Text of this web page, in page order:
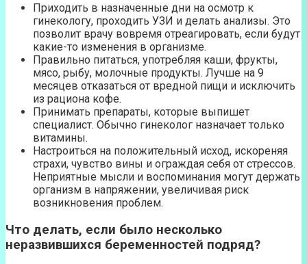
Приходить в назначенные дни на осмотр к
гинекологу, проходить УЗИ и делать анализы. Это
позволит врачу вовремя отреагировать, если будут
какие-то изменения в организме.
Правильно питаться, употребляя каши, фрукты,
мясо, рыбу, молочные продукты. Лучше на 9
месяцев отказаться от вредной пищи и исключить
из рациона кофе.
Принимать препараты, которые выпишет
специалист. Обычно гинеколог назначает только
витамины.
Настроиться на положительный исход, искореняя
страхи, чувство вины и ограждая себя от стрессов.
Неприятные мысли и воспоминания могут держать
организм в напряжении, увеличивая риск
возникновения проблем.
Что делать, если было несколько
неразвившихся беременностей подряд?